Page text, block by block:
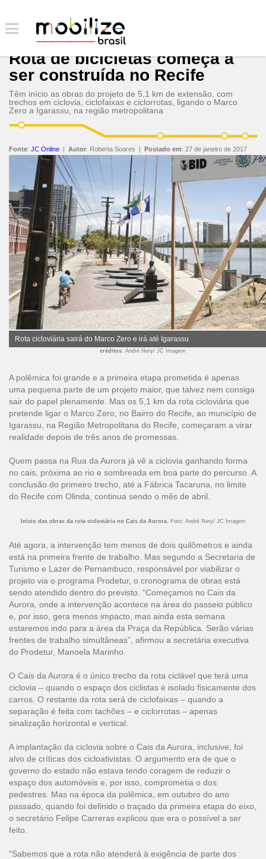
Rota de bicicletas começa a
ser construída no Recife
Têm início as obras do projeto de 5,1 km de extensão, com
trechos em ciclovia, ciclofaixas e ciclorrotas, ligando o Marco
Zero a Igarassu, na região metropolitana
Fonte: JC Online | Autor: Roberta Soares | Postado em: 27 de janeiro de 2017
Rota cicloviária sairá do Marco Zero e irá até Igarassu
créditos: André Nery/ JC Imagem
A polêmica foi grande e a primeira etapa prometida é apenas
uma pequena parte de um projeto maior, que talvez nem consiga
sair do papel plenamente. Mas os 5,1 km da rota cicloviária que
pretende ligar o Marco Zero, no Bairro do Recife, ao município de
Igarassu, na Região Metropolitana do Recife, começaram a virar
realidade depois de três anos de promessas.
Quem passa na Rua da Aurora já vê a ciclovia ganhando forma
no cais, próxima ao rio e sombreada em boa parte do percurso. A
conclusão do primeiro trecho, até a Fábrica Tacaruna, no limite
do Recife com Olinda, continua sendo o mês de abril.
Início das obras da rota cicloviária no Cais da Aurora. Foto: André Nery/ JC Imagem
Até agora, a intervenção tem menos de dois quilômetros e ainda
está na primeira frente de trabalho. Mas segundo a Secretaria de
Turismo e Lazer de Pernambuco, responsável por viabilizar o
projeto via o programa Prodetur, o cronograma de obras está
sendo atendido dentro do previsto. “Começamos no Cais da
Aurora, onde a intervenção acontece na área do passeio público
e, por isso, gera menos impacto, mas ainda esta semana
estaremos indo para a área da Praça da República. Serão várias
frentes de trabalho simultâneas”, afirmou a secretária executiva
do Prodetur, Manoela Marinho.
O Cais da Aurora é o único trecho da rota ciclável que terá uma
ciclovia – quando o espaço dos ciclistas é isolado fisicamente dos
carros. O restante da rota será de ciclofaixas – quando a
separação é feita com tachões – e ciclorrotas – apenas
sinalização horizontal e vertical.
A implantação da ciclovia sobre o Cais da Aurora, inclusive, foi
alvo de críticas dos cicloativistas. O argumento era de que o
governo do estado não estava tendo coragem de reduzir o
espaço dos automóveis e, por isso, comprometia o dos
pedestres. Mas na época da polêmica, em outubro do ano
passado, quando foi definido o traçado da primeira etapa do eixo,
o secretário Felipe Carreras explicou que era o possível a ser
feito.
“Sabemos que a rota não atenderá à exigência de parte dos